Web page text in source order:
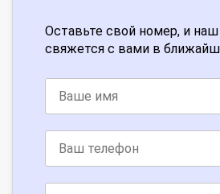
Оставьте свой номер, и
свяжется с вами в